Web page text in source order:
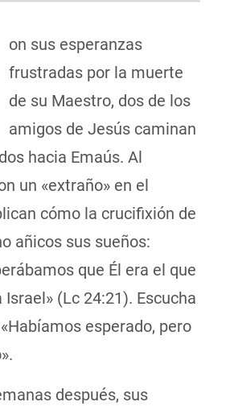
on sus esperanzas
frustradas por la muerte
de su Maestro, dos de los
amigos de Jesús caminan
hacia Emaús. Al
un «extraño» en el
cómo la crucifixión de
añicos sus sueños:
que Él era el que
(Lc 24:21). Escucha
esperado, pero
después, sus